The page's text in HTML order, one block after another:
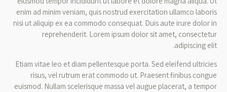
enim ad minim veniam, quis nostrud exercitation ullamco laboris
nisi ut aliquip ex ea commodo consequat. Duis aute irure dolor in
reprehenderit. Lorem ipsum dolor sit amet, consectetur
adipiscing elit.
Etiam vitae leo et diam pellentesque porta. Sed eleifend ultricies
risus, vel rutrum erat commodo ut. Praesent finibus congue
euismod. Nullam scelerisque massa vel augue placerat, a tempor